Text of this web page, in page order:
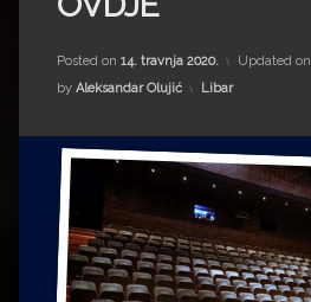
Impressum
Milenko Strižak
Drugi autori
Drugi autori
Ljiljana Lekanić-Kljaić
Željko Krznarić
Mario Lovreković
Posted on 14. travnja 2020. Updated on
by Aleksandar Olujić Kategorije:
Libar